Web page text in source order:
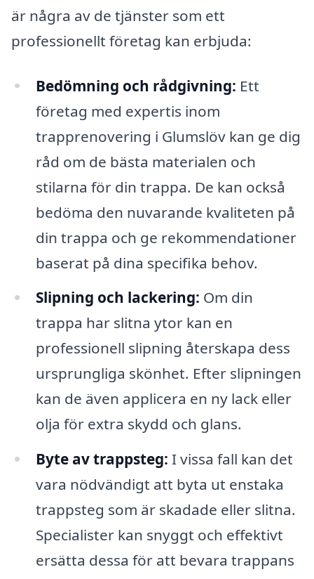
är några av de tjänster som ett
professionellt företag kan erbjuda:
Bedömning och rådgivning: Ett
företag med expertis inom
trapprenovering i Glumslöv kan ge dig
råd om de bästa materialen och
stilarna för din trappa. De kan också
bedöma den nuvarande kvaliteten på
din trappa och ge rekommendationer
baserat på dina specifika behov.
Slipning och lackering: Om din
trappa har slitna ytor kan en
professionell slipning återskapa dess
ursprungliga skönhet. Efter slipningen
kan de även applicera en ny lack eller
olja för extra skydd och glans.
Byte av trappsteg: I vissa fall kan det
vara nödvändigt att byta ut enstaka
trappsteg som är skadade eller slitna.
Specialister kan snyggt och effektivt
ersätta dessa för att bevara trappans